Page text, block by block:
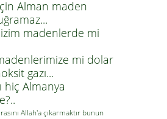
Alman maden
madenlerde mi
mi dolar
gazı...
hiç Almanya
Allah'a çıkarmaktır bunun